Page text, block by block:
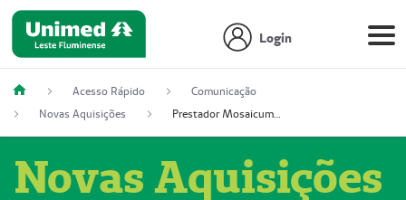
Login
Acesso Rápido
Comunicação
Novas Aquisições
Prestador Mosaicum Espaço Clínico Ltda (51004352-0)
Novas Aquisições